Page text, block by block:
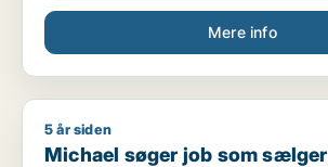
Mere info
Michael søger job som sælger
5 år siden
Michael søger job som sælger